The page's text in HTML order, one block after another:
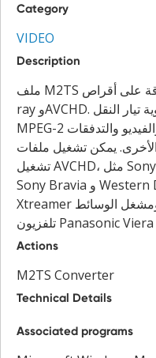
Category
VIDEO
Description
ملف M2TS يحتوي على الفيديو عالي الدقة على أقراص Blu-
ray وAVCHD. يعتمد تنسيق هذا الملف على حاوية تيار النقل
MPEG-2 ويُستخدم لتعدد الأنواع الصوتية والفيديو والتدفقات
الأخرى. يمكن تشغيل ملفات M2TS على الأجهزة التي تدعم
تشغيل AVCHD، مثل Sony PlayStation 3s وأجهزة تلفزيون
Sony Bravia و Western Digital WDTVs ومشغل الوسائط
Xtreamer ومشغل الوسائط Amkette FlashTV HD وأجهزة
Actions
M2TS Converter
Technical Details
Associated programs